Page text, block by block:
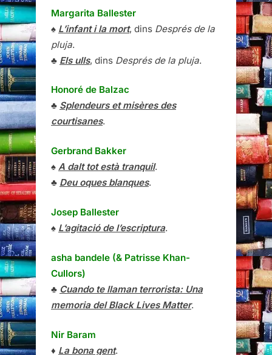
Margarita Ballester
♠ L’infant i la mort, dins Després de la
pluja.
♣ Els ulls, dins Després de la pluja.
Honoré de Balzac
♣ Splendeurs et misères des
courtisanes.
Gerbrand Bakker
♠ A dalt tot està tranquil.
♣ Deu oques blanques.
Josep Ballester
♠ L’agitació de l’escriptura.
asha bandele (& Patrisse Khan-
Cullors)
♣ Cuando te llaman terrorista: Una
memoria del Black Lives Matter.
Nir Baram
♦ La bona gent.